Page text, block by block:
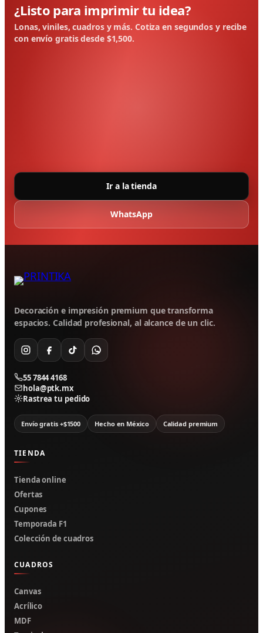
¿Listo para imprimir tu idea?
Lonas, viniles, cuadros y más. Cotiza en segundos y recibe
con envío gratis desde $1,500.
Ir a la tienda
WhatsApp
Decoración e impresión premium que transforma
espacios. Calidad profesional, al alcance de un clic.
55 7844 4168
hola@ptk.mx
Rastrea tu pedido
Envío gratis +$1500 Hecho en México Calidad premium
TIENDA
Tienda online
Ofertas
Cupones
Temporada F1
Colección de cuadros
CUADROS
Canvas
Acrílico
MDF